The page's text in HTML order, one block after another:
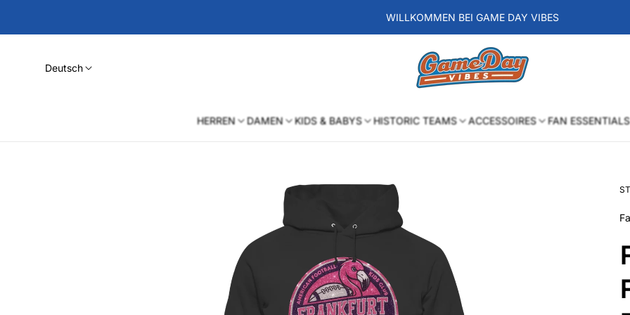
WILLKOMMEN BEI GAME DAY VIBES
Deutsch
Laden-
Logo
HERREN DAMEN KIDS & BABYS HISTORIC TEAMS ACCESSOIRES FAN ESSENTIALS